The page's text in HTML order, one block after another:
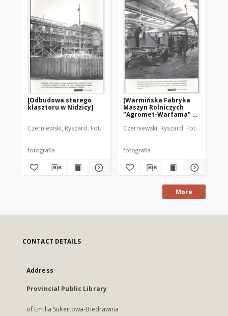
[Odbudowa starego
klasztoru w Nidzicy]
Czerniewski, Ryszard. Fot.
fotografia
[Warmińska Fabryka
Maszyn Rolniczych
"Agromet-Warfama" w
Czerniewski, Ryszard. Fot.
fotografia
More
CONTACT DETAILS
Address
Provincial Public Library
of Emilia Sukertowa-Biedrawina